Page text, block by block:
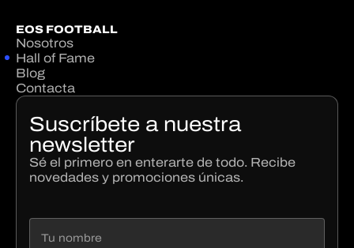
EOS FOOTBALL
Nosotros
Hall of Fame
Blog
Contacta
Suscríbete a nuestra
newsletter
Sé el primero en enterarte de todo. Recibe
novedades y promociones únicas.